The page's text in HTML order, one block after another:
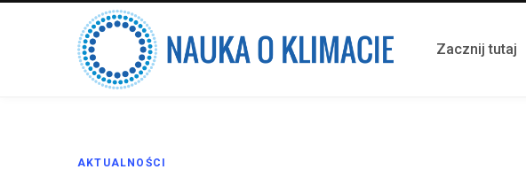
Zacznij tutaj
AKTUALNOŚCI